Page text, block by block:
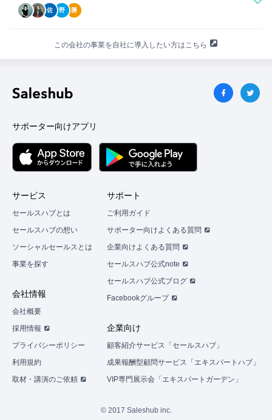
佐 野 勝
この会社の事業を自社に導入したい方はこちら
サポーター向けアプリ
サービス
セールスハブとは
セールスハブの想い
ソーシャルセールスとは
事業を探す
会社情報
会社概要
採用情報
プライバシーポリシー
利用規約
取材・講演のご依頼
サポート
ご利用ガイド
サポーター向けよくある質問
企業向けよくある質問
セールスハブ公式note
セールスハブ公式ブログ
Facebookグループ
企業向け
顧客紹介サービス「セールスハブ」
成果報酬型顧問サービス「エキスパートハブ」
VIP専門展示会「エキスパートガーデン」
© 2017 Saleshub inc.